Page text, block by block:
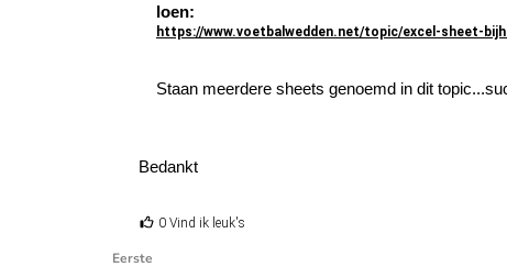
loen:
https://www.voetbalwedden.net/topic/excel-sheet-
Staan meerdere sheets genoemd in dit
Bedankt
0 Vind ik leuk's
Eerste